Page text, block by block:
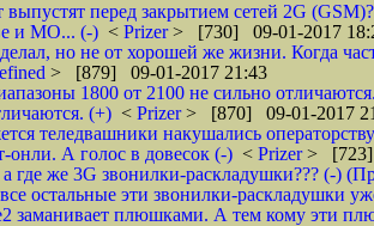
перед закрытием сетей 2G
и МО... (-) < Prizer> [730] 09-01-2017
но не от хорошей же жизни. Когда
> [879] 09-01-2017 21:43
1800 от 2100 не сильно
(+) < Prizer> [870] 09-01-2017
теледвашники накушались
онли. А голос в довесок (-) < Prizer> [723]
а где же 3G звонилки-раскладушки??? (-)
остальные эти звонилки-раскладушки
заманивает плюшками. А тем кому эти